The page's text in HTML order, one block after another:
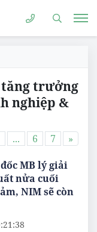
trưởng
nghiệp &
... 6 7 »
MB lý giải
nửa cuối
NIM sẽ còn